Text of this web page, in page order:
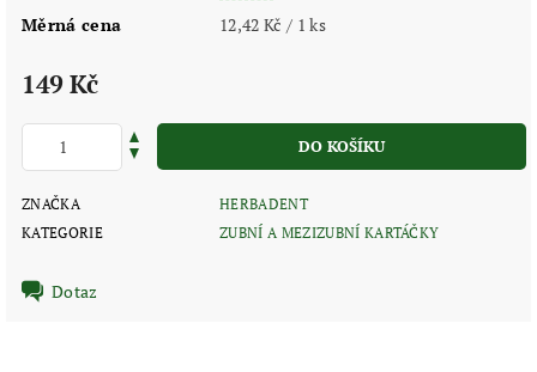
Měrná cena
12,42 Kč / 1 ks
149 Kč
ZNAČKA
HERBADENT
KATEGORIE
ZUBNÍ A MEZIZUBNÍ KARTÁČKY
Dotaz